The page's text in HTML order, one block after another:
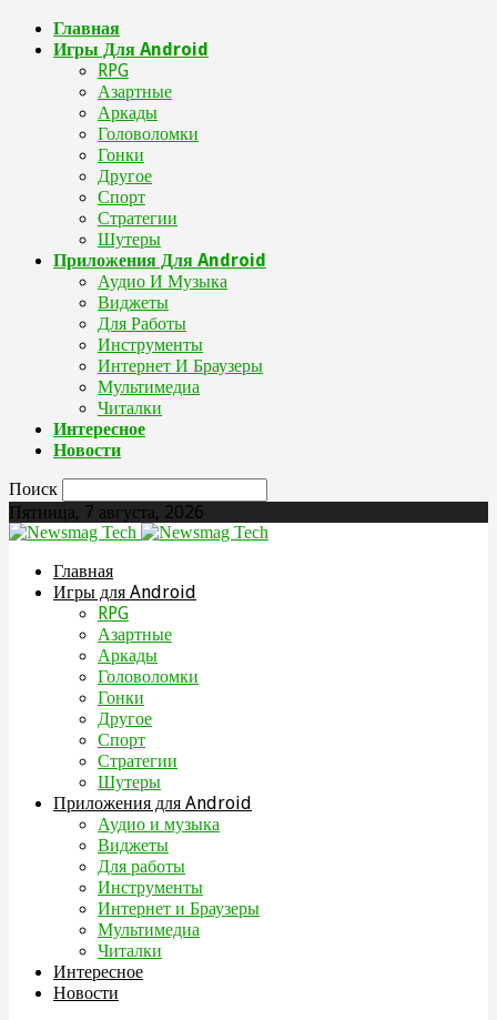
Главная
Игры Для Android
RPG
Азартные
Аркады
Головоломки
Гонки
Другое
Спорт
Стратегии
Шутеры
Приложения Для Android
Аудио И Музыка
Виджеты
Для Работы
Инструменты
Интернет И Браузеры
Мультимедиа
Читалки
Интересное
Новости
Поиск
Пятница, 7 августа, 2026
Главная
Игры для Android
RPG
Азартные
Аркады
Головоломки
Гонки
Другое
Спорт
Стратегии
Шутеры
Приложения для Android
Аудио и музыка
Виджеты
Для работы
Инструменты
Интернет и Браузеры
Мультимедиа
Читалки
Интересное
Новости